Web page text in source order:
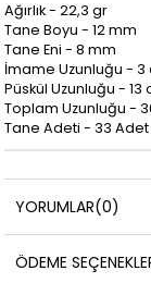
Ağırlık - 22,3 gr
Tane Boyu - 12 mm
Tane Eni - 8 mm
İmame Uzunluğu - 3
Püskül Uzunluğu - 13
Toplam Uzunluğu -
Tane Adeti - 33 Adet
YORUMLAR(0)
ÖDEME